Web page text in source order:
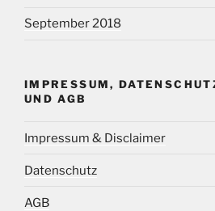
September 2018
IMPRESSUM,
UND AGB
Impressum & Disclaimer
Datenschutz
AGB